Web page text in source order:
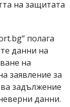
на защитата
“ полага
данни на
на
заявление за
задължение
данни.